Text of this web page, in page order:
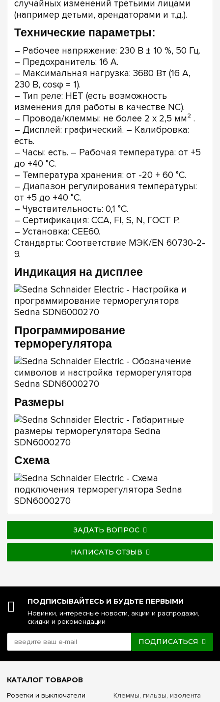
случайных изменений третьими лицами
(например детьми, арендаторами и т.д.).
Технические параметры:
– Рабочее напряжение: 230 В ± 10 %, 50 Гц.
– Предохранитель: 16 A.
– Максимальная нагрузка: 3680 Вт (16 A,
230 В, cosφ = 1).
– Тип реле: НЕТ (есть возможность
изменения для работы в качестве NC).
– Провода/клеммы: не более 2 x 2,5 мм² .
– Дисплей: графический. – Калибровка:
есть.
– Часы: есть. – Рабочая температура: от +5
до +40 °C.
– Температура хранения: от -20 + 60 °C.
– Диапазон регулирования температуры:
от +5 до +40 °C.
– Чувствительность: 0,1 °C.
– Сертификация: CCA, FI, S, N, ГОСТ Р.
– Установка: CEE60.
Стандарты: Соответствие МЭК/EN 60730-2-
9.
Индикация на дисплее
Программирование
терморегулятора
Размеры
Схема
ЗАДАТЬ ВОПРОС
НАПИСАТЬ ОТЗЫВ
ПОДПИСЫВАЙТЕСЬ И БУДЬТЕ ПЕРВЫМИ
Новинки, интересные новости, акции и распродажи,
скидки и рекомендации
ПОДПИСАТЬСЯ
КАТАЛОГ ТОВАРОВ
Розетки и выключатели
Клеммы, гильзы, изолента